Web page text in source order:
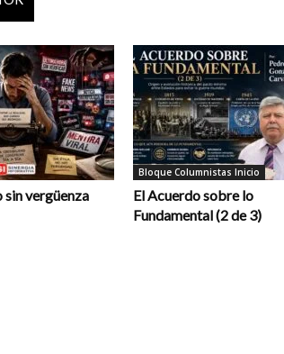
sin vergüenza
Bloque Columnistas Inicio
El Acuerdo sobre lo
Fundamental (2 de 3)